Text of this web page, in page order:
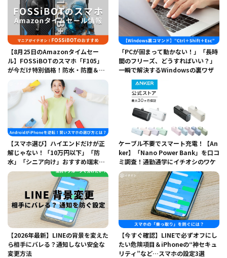
【8月25日のAmazonタイムセー
ル】FOSSiBOTのスマホ「F105」
が今だけ特別価格！防水・防塵＆頑
丈性能に注目
「PCが固まって動かない！」「長時
間のフリーズ、どうすればいい？」
一瞬で解決するWindowsの裏ワザ
【スマホ選び】ハイエンドだけが正
解じゃない！「10万円以下」「防
水」「シニア向け」おすすめ端末を
ご紹介！
ケーブル不要でスマート充電！【An
ker】「Nano Power Bank」を口コ
ミ調査！通勤通学にイチオシのワケ
【2026年最新】LINEの背景を変えた
ら相手にバレる？通知しない安全な
変更方法
【今すぐ確認】LINEで必ずオフにし
たい危険項目＆iPhoneの“神セキュ
リティ”など…スマホの設定3選